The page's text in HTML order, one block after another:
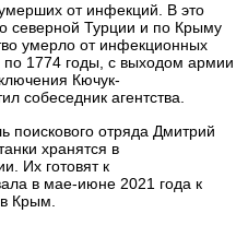
от инфекций. В это
северной Турции и по Крыму
умерло от инфекционных
1774 годы, с выходом армии
Кючук-
собеседник агентства.
поискового отряда Дмитрий
хранятся в
Их готовят к
в мае-июне 2021 года к
Крым.